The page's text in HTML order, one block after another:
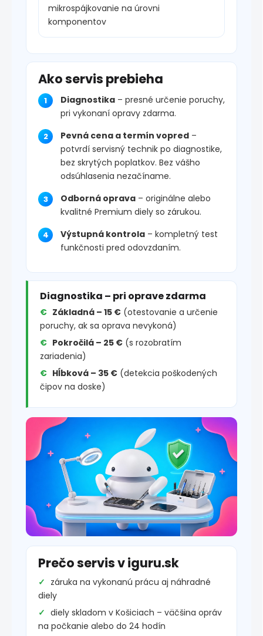
mikrospájkovanie na úrovni
komponentov
Ako servis prebieha
Diagnostika – presné určenie poruchy,
pri vykonaní opravy zdarma.
Pevná cena a termín vopred –
potvrdí servisný technik po diagnostike,
bez skrytých poplatkov. Bez vášho
odsúhlasenia nezačíname.
Odborná oprava – originálne alebo
kvalitné Premium diely so zárukou.
Výstupná kontrola – kompletný test
funkčnosti pred odovzdaním.
Diagnostika – pri oprave zdarma
Základná – 15 € (otestovanie a určenie
poruchy, ak sa oprava nevykoná)
Pokročilá – 25 € (s rozobratím
zariadenia)
Hĺbková – 35 € (detekcia poškodených
čipov na doske)
Prečo servis v iguru.sk
záruka na vykonanú prácu aj náhradné
diely
diely skladom v Košiciach – väčšina opráv
na počkanie alebo do 24 hodín